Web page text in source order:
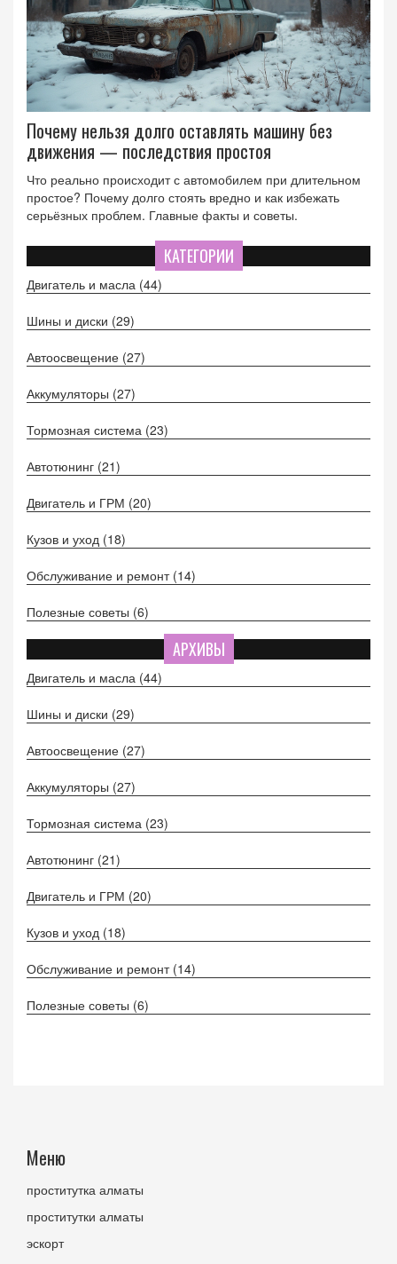
Почему нельзя долго оставлять машину без
движения — последствия простоя
Что реально происходит с автомобилем при длительном
простое? Почему долго стоять вредно и как избежать
серьёзных проблем. Главные факты и советы.
КАТЕГОРИИ
Двигатель и масла (44)
Шины и диски (29)
Автоосвещение (27)
Аккумуляторы (27)
Тормозная система (23)
Автотюнинг (21)
Двигатель и ГРМ (20)
Кузов и уход (18)
Обслуживание и ремонт (14)
Полезные советы (6)
АРХИВЫ
Двигатель и масла (44)
Шины и диски (29)
Автоосвещение (27)
Аккумуляторы (27)
Тормозная система (23)
Автотюнинг (21)
Двигатель и ГРМ (20)
Кузов и уход (18)
Обслуживание и ремонт (14)
Полезные советы (6)
Меню
проститутка алматы
проститутки алматы
эскорт